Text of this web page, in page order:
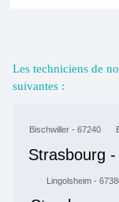
Les techniciens de
suivantes :
Bischwiller - 67240
Strasbourg
Lingolsheim -